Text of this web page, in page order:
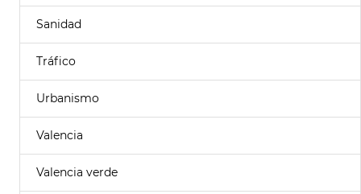
Sanidad
Tráfico
Urbanismo
Valencia
Valencia verde